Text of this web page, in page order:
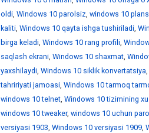
oldi, Windows 10 parolsiz, windows 10
kaliti, Windows 10 qayta ishga tushiriladi,
birga keladi, Windows 10 rang profili,
saqlash ekrani, Windows 10 shaxmat,
yaxshilaydi, Windows 10 siklik konvertatsiya,
tahririyati jamoasi, Windows 10 tarmoq
windows 10 telnet, Windows 10 tizimining
windows 10 tweaker, windows 10 uchun parol
versiyasi 1903, Windows 10 versiyasi 1909,